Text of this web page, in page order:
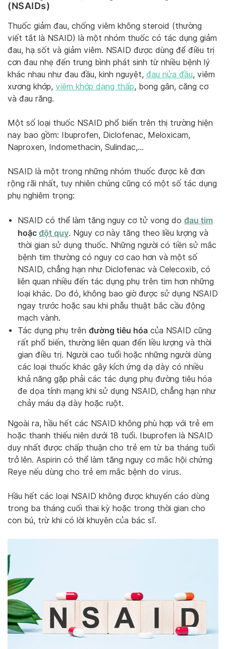
(NSAIDs)
Thuốc giảm đau, chống viêm không steroid (thường
viết tắt là NSAID) là một nhóm thuốc có tác dụng giảm
đau, hạ sốt và giảm viêm. NSAID được dùng để điều trị
cơn đau nhẹ đến trung bình phát sinh từ nhiều bệnh lý
khác nhau như đau đầu, kinh nguyệt, đau nửa đầu, viêm
xương khớp, viêm khớp dạng thấp, bong gân, căng cơ
và đau răng.
Một số loại thuốc NSAID phổ biến trên thị trường hiện
nay bao gồm: Ibuprofen, Diclofenac, Meloxicam,
Naproxen, Indomethacin, Sulindac,…
NSAID là một trong những nhóm thuốc được kê đơn
rộng rãi nhất, tuy nhiên chúng cũng có một số tác dụng
phụ nghiêm trọng:
NSAID có thể làm tăng nguy cơ tử vong do đau tim
hoặc đột quỵ. Nguy cơ này tăng theo liều lượng và
thời gian sử dụng thuốc. Những người có tiền sử mắc
bệnh tim thường có nguy cơ cao hơn và một số
NSAID, chẳng hạn như Diclofenac và Celecoxib, có
liên quan nhiều đến tác dụng phụ trên tim hơn những
loại khác. Do đó, không bao giờ được sử dụng NSAID
ngay trước hoặc sau khi phẫu thuật bắc cầu động
mạch vành.
Tác dụng phụ trên đường tiêu hóa của NSAID cũng
rất phổ biến, thường liên quan đến liều lượng và thời
gian điều trị. Người cao tuổi hoặc những người dùng
các loại thuốc khác gây kích ứng dạ dày có nhiều
khả năng gặp phải các tác dụng phụ đường tiêu hóa
đe dọa tính mạng khi sử dụng NSAID, chẳng hạn như
chảy máu dạ dày hoặc ruột.
Ngoài ra, hầu hết các NSAID không phù hợp với trẻ em
hoặc thanh thiếu niên dưới 18 tuổi. Ibuprofen là NSAID
duy nhất được chấp thuận cho trẻ em từ ba tháng tuổi
trở lên. Aspirin có thể làm tăng nguy cơ mắc hội chứng
Reye nếu dùng cho trẻ em mắc bệnh do virus.
Hầu hết các loại NSAID không được khuyến cáo dùng
trong ba tháng cuối thai kỳ hoặc trong thời gian cho
con bú, trừ khi có lời khuyên của bác sĩ.